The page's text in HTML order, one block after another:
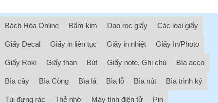
Bách Hóa Online Bấm kim Dao rọc giấy Các loại giấy
Giấy Decal Giấy in liên tục Giấy in nhiệt Giấy In/Photo
Giấy Roki Giấy than Bút Giấy note, Ghi chú Bìa acco
Bìa cây Bìa Còng Bìa lá Bìa lỗ Bìa nút Bìa trình ký
Túi đựng rác Thẻ nhớ Máy tính điện tử Pin